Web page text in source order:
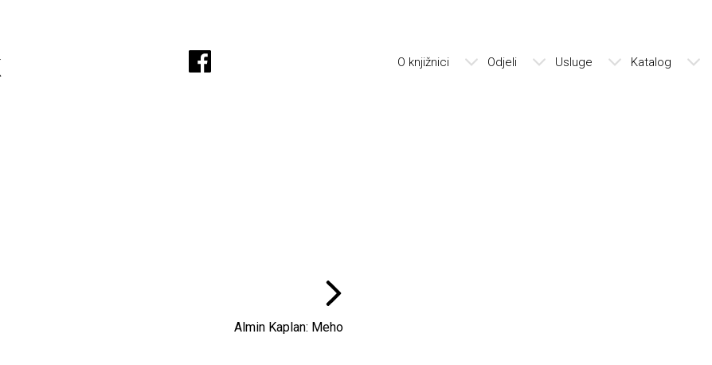
O knjižnici Odjeli Usluge Katalog
Almin Kaplan: Meho